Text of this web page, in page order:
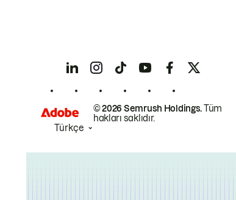
© 2026 Semrush Holdings.Tüm
hakları saklıdır.
Türkçe